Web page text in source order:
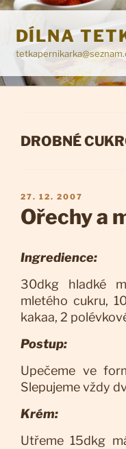
Přejít
obsahu
webu
DÍLNA
RUBRIKY
DROBNÉ
PUBLIKOVÁNO
27. 12. 2007
Ořechy a
Ingredience:
30dkg hladké
mletého cukru,
kakaa, 2
Postup:
Upečeme ve
Slepujeme vždy
Krém:
Utřeme 15dkg